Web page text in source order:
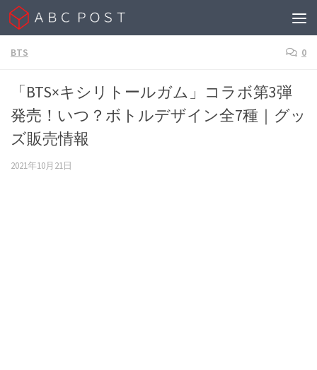
Skip to content
BTS 0
「BTS×キシリトールガム」コラボ第3弾
発売！いつ？ボトルデザイン全7種｜グッ
ズ販売情報
2021年10月21日